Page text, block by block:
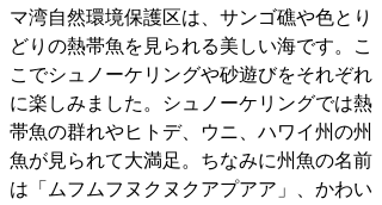
マ湾自然環境保護区は、サンゴ礁や色とり
どりの熱帯魚を見られる美しい海です。こ
こでシュノーケリングや砂遊びをそれぞれ
に楽しみました。シュノーケリングでは熱
帯魚の群れやヒトデ、ウニ、ハワイ州の州
魚が見られて大満足。ちなみに州魚の名前
は「ムフムフヌクヌクアプアア」、かわい